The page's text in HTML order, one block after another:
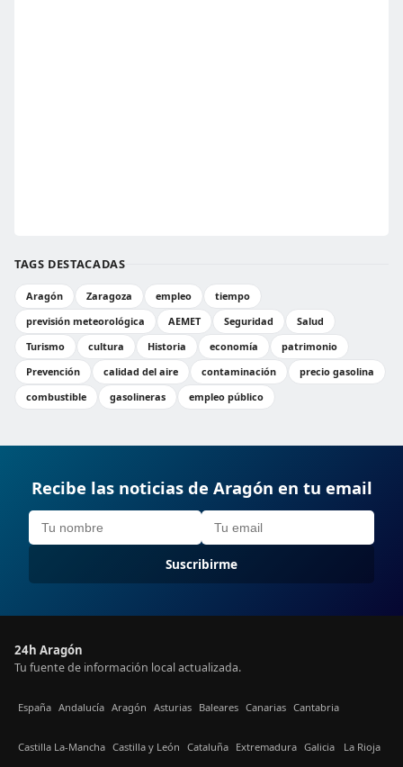
TAGS DESTACADAS
Aragón Zaragoza empleo
tiempo
previsión meteorológica
AEMET Seguridad
Salud
Turismo
cultura Historia economía
patrimonio
Prevención
calidad del aire contaminación
precio gasolina
combustible
gasolineras empleo público
Recibe las noticias de Aragón en tu email
Suscribirme
24h Aragón
Tu fuente de información local actualizada.
España Andalucía Aragón Asturias Baleares Canarias Cantabria
Castilla La-Mancha Castilla y León Cataluña Extremadura Galicia La Rioja